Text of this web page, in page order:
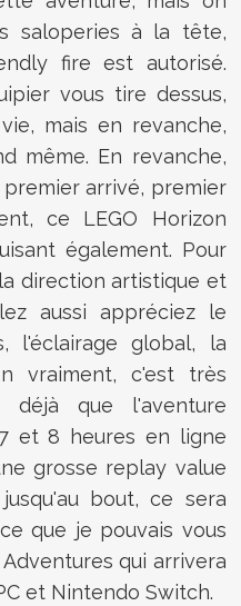
saloperies à la tête,
fire est autorisé.
vous tire dessus,
mais en revanche,
même. En revanche,
premier arrivé, premier
ce LEGO Horizon
également. Pour
direction artistique et
aussi appréciez le
l'éclairage global, la
vraiment, c'est très
déjà que l'aventure
et 8 heures en ligne
grosse replay value
bout, ce sera
que je pouvais vous
qui arrivera
et Nintendo Switch.